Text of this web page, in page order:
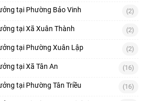
tại Phường Bảo Vinh (2)
tại Xã Xuân Thành (2)
tại Phường Xuân Lập (2)
tại Xã Tân An (16)
tại Phường Tân Triều (16)